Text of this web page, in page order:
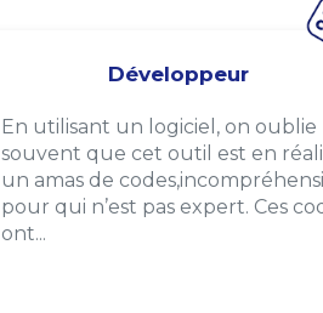
Développeur
En utilisant un logiciel, on oublie
souvent que cet outil est en
un amas de
pour qui n’est pas expert. Ces
ont...